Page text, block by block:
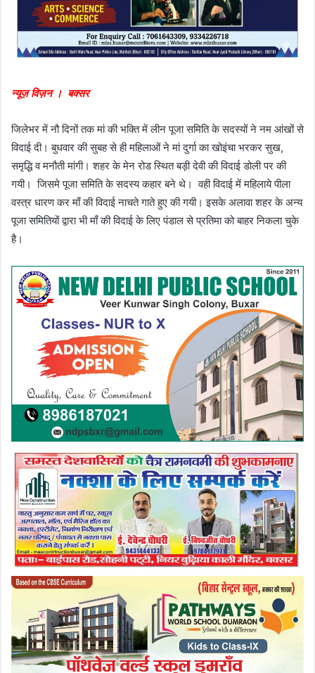
न्यूज़ विज़न । बक्सर
जिलेभर में नौ दिनों तक मां की भक्ति में लीन पूजा समिति के सदस्यों ने नम आंखों से
विदाई दी। बुधवार की सुबह से ही महिलाओं ने मां दुर्गा का खोइंचा भरकर सुख,
समृद्धि व मनौती मांगी। शहर के मेन रोड स्थित बड़ी देवी की विदाई डोली पर की
गयी। जिसमे पूजा समिति के सदस्य कहार बने थे। वही विदाई में महिलाये पीला
वस्त्र धारण कर माँ की विदाई नाचते गाते हुए की गयी। इसके अलावा शहर के अन्य
पूजा समितियों द्वारा भी माँ की विदाई के लिए पंडाल से प्रतिमा को बाहर निकला चुके
है।